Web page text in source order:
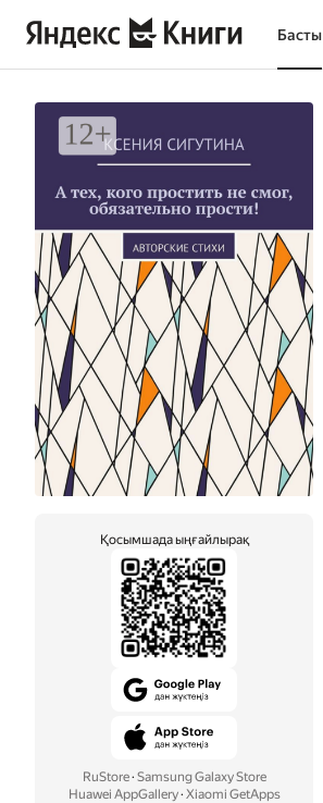
Басты
Қосымшада ыңғайлырақ
RuStore· Samsung Galaxy Store
Huawei AppGallery· Xiaomi GetApps